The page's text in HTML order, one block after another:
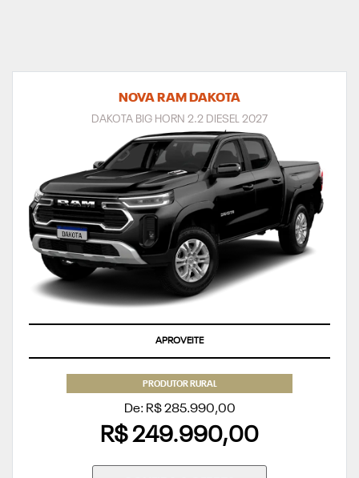
NOVA RAM DAKOTA
DAKOTA BIG HORN 2.2 DIESEL 2027
APROVEITE
PRODUTOR RURAL
De: R$ 285.990,00
R$ 249.990,00